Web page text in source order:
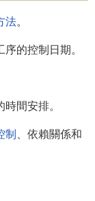
法。
序的控制日期。
間安排。
制
、依賴關係和